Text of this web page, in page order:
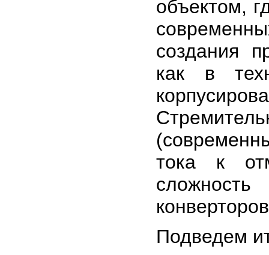
объектом,
создания
как в
тока к
Подведем